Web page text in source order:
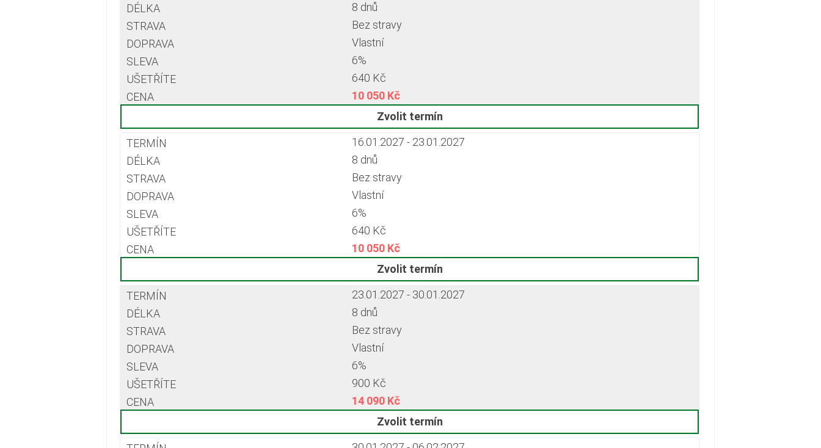
8 dnů
Bez stravy
Vlastní
6%
640 Kč
10 050 Kč
Zvolit termín
16.01.2027 - 23.01.2027
8 dnů
Bez stravy
Vlastní
6%
640 Kč
10 050 Kč
Zvolit termín
23.01.2027 - 30.01.2027
8 dnů
Bez stravy
Vlastní
6%
900 Kč
14 090 Kč
Zvolit termín